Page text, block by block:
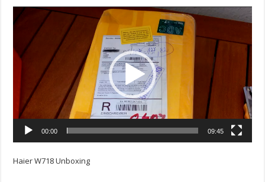
Video
Player
00:00 09:45
Haier W718 Unboxing